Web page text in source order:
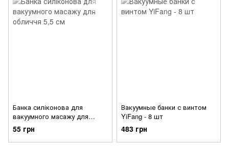
Банка силіконова для
вакуумного масажу для
обличчя 5,5 см
55 грн
Вакуумные банки с винтом
YiFang - 8 шт
483 грн